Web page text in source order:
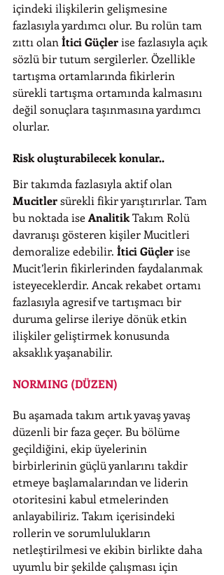
içindeki ilişkilerin gelişmesine
fazlasıyla yardımcı olur. Bu rolün tam
zıttı olan İtici Güçler ise fazlasıyla açık
sözlü bir tutum sergilerler. Özellikle
tartışma ortamlarında fikirlerin
sürekli tartışma ortamında kalmasını
değil sonuçlara taşınmasına yardımcı
olurlar.
Risk oluşturabilecek konular..
Bir takımda fazlasıyla aktif olan
Mucitler sürekli fikir yarıştırırlar. Tam
bu noktada ise Analitik Takım Rolü
davranışı gösteren kişiler Mucitleri
demoralize edebilir. İtici Güçler ise
Mucit’lerin fikirlerinden faydalanmak
isteyeceklerdir. Ancak rekabet ortamı
fazlasıyla agresif ve tartışmacı bir
duruma gelirse ileriye dönük etkin
ilişkiler geliştirmek konusunda
aksaklık yaşanabilir.
NORMING (DÜZEN)
Bu aşamada takım artık yavaş yavaş
düzenli bir faza geçer. Bu bölüme
geçildiğini, ekip üyelerinin
birbirlerinin güçlü yanlarını takdir
etmeye başlamalarından ve liderin
otoritesini kabul etmelerinden
anlayabiliriz. Takım içerisindeki
rollerin ve sorumlulukların
netleştirilmesi ve ekibin birlikte daha
uyumlu bir şekilde çalışması için